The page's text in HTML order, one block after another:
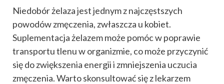
Niedobór żelaza jest jednym z najczęstszych
powodów zmęczenia, zwłaszcza u kobiet.
Suplementacja żelazem może pomóc w poprawie
transportu tlenu w organizmie, co może przyczynić
się do zwiększenia energii i zmniejszenia uczucia
zmęczenia. Warto skonsultować się z lekarzem